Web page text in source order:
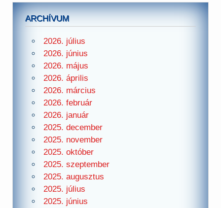
ARCHÍVUM
2026. július
2026. június
2026. május
2026. április
2026. március
2026. február
2026. január
2025. december
2025. november
2025. október
2025. szeptember
2025. augusztus
2025. július
2025. június